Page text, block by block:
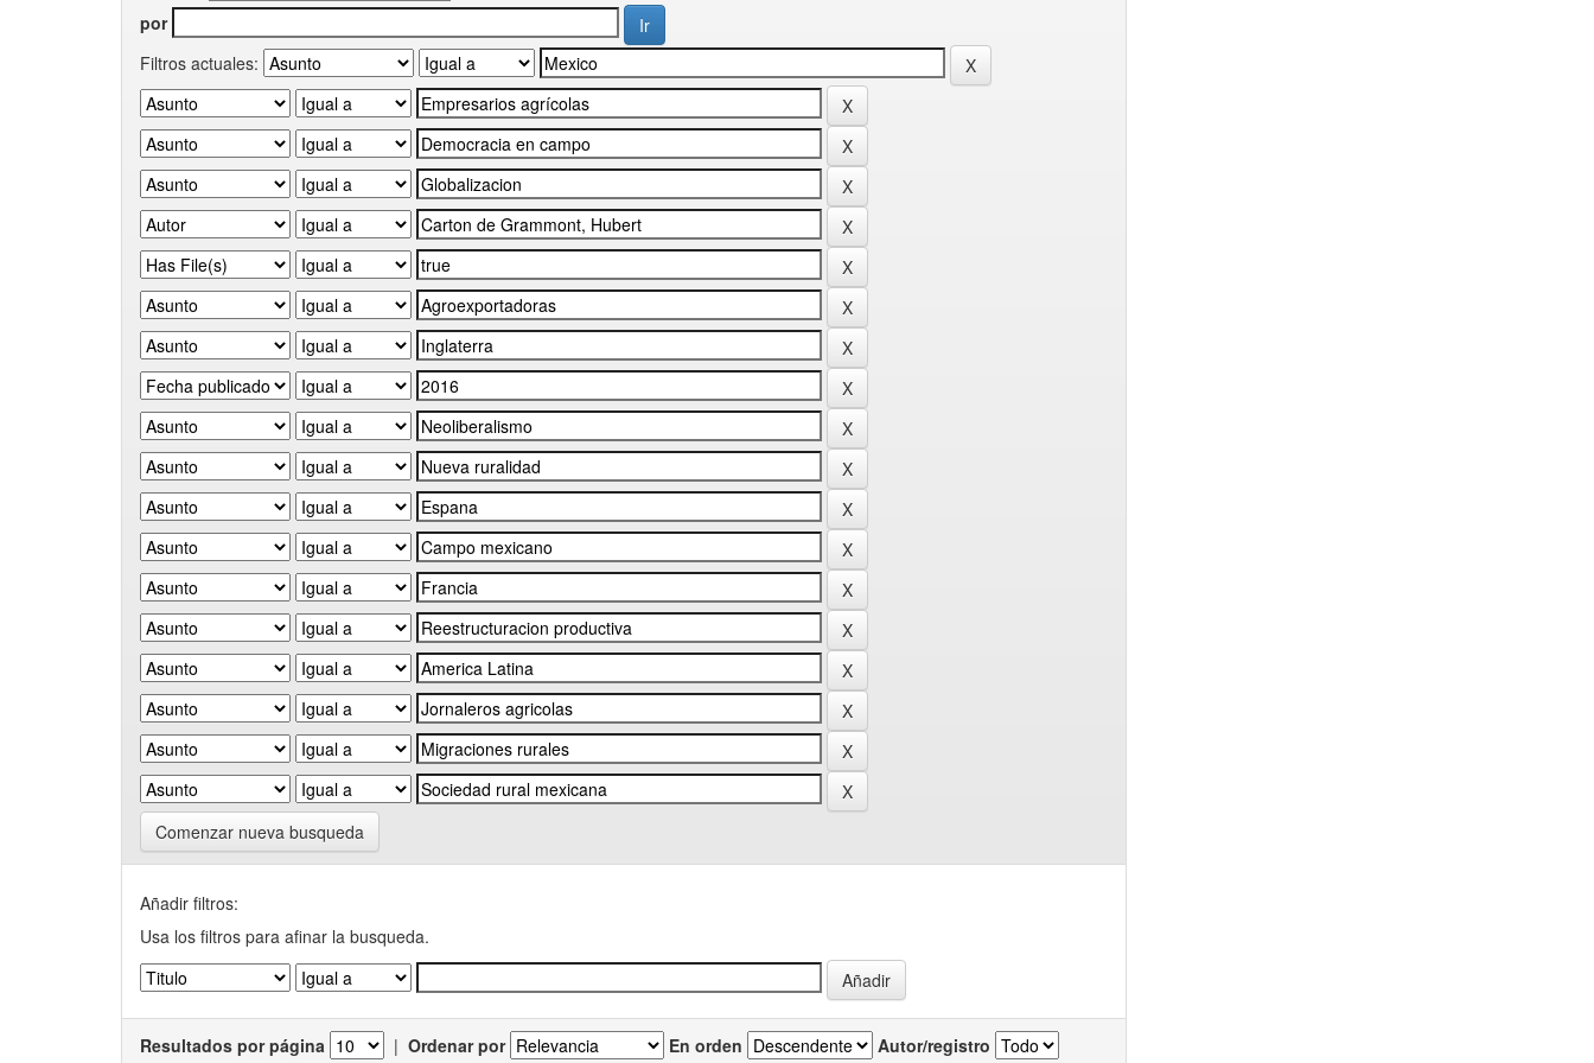
por
Filtros actuales:
Comenzar nueva busqueda
Añadir filtros:
Usa los filtros para afinar la busqueda.
Resultados por página | Ordenar por En orden Autor/registro